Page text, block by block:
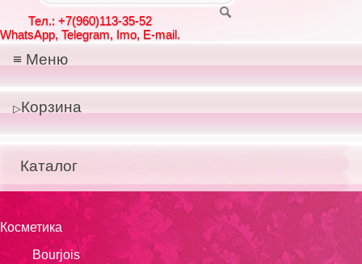
Тел.: +7(960)113-35-52
WhatsApp, Telegram, Imo, E-mail.
Меню
Корзина
Каталог
Косметика
Bourjois